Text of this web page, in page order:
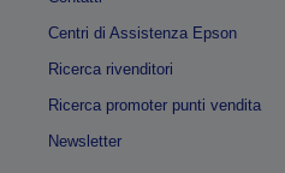
Centri di Assistenza Epson
Ricerca rivenditori
Ricerca promoter punti vendita
Newsletter